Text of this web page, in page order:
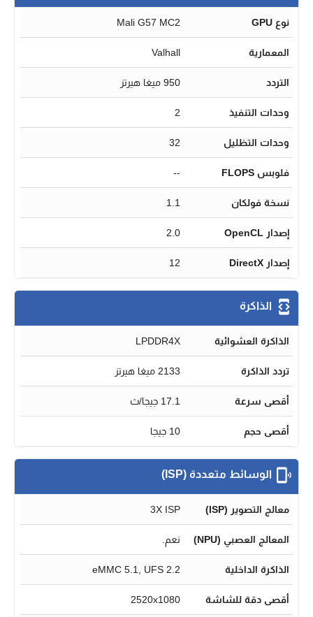
نوع GPU Mali G57 MC2
المعمارية Valhall
التردد 950 ميغا هيرتز
وحدات التنفيذ 2
وحدات التظليل 32
فلوبس FLOPS --
نسخة فولكان 1.1
إصدار OpenCL 2.0
إصدار DirectX 12
الذاكرة
الذاكرة العشوائية LPDDR4X
تردد الذاكرة 2133 ميغا هيرتز
أقصى سرعة 17.1 جيجا/ث
أقصى حجم 10 جيجا
الوسائط متعددة (ISP)
معالج التصوير (ISP) 3X ISP
المعالج العصبي (NPU) نعم.
الذاكرة الداخلية eMMC 5.1, UFS 2.2
أقصى دقة للشاشة 2520x1080